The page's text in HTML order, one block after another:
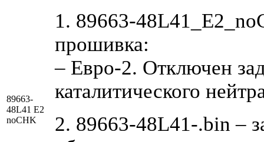
89663-
48L41 E2
noCHK
1. 89663-
прошивка:
– Евро-2. Отключен
каталитического
2. 89663-48L41-.bin –